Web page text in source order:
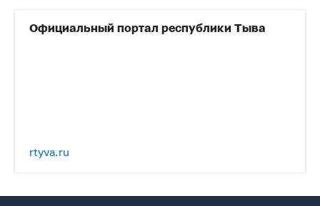
Официальный портал республики Тыва
rtyva.ru